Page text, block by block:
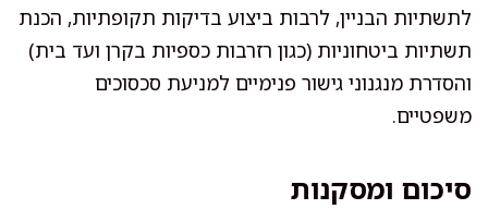
לתשתיות הבניין, לרבות ביצוע בדיקות תקופתיות, הכנת
תשתיות ביטחוניות (כגון רזרבות כספיות בקרן ועד בית)
והסדרת מנגנוני גישור פנימיים למניעת סכסוכים
משפטיים.
סיכום ומסקנות